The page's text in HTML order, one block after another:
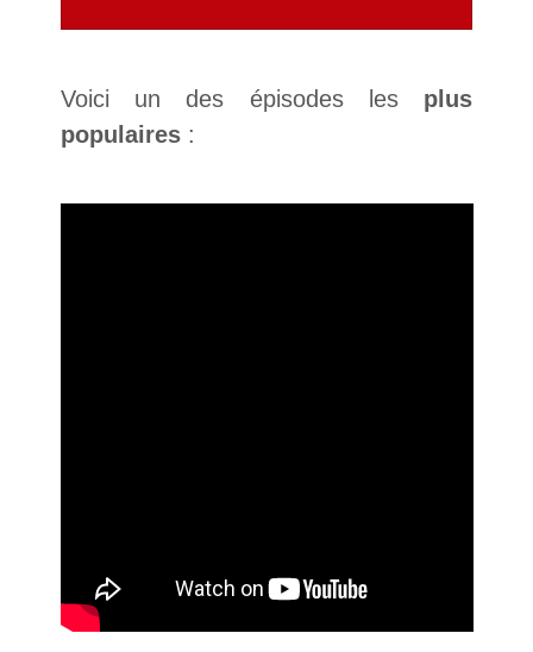
Voici un des épisodes les plus
populaires: